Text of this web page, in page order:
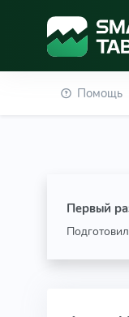
Помощь
Первый